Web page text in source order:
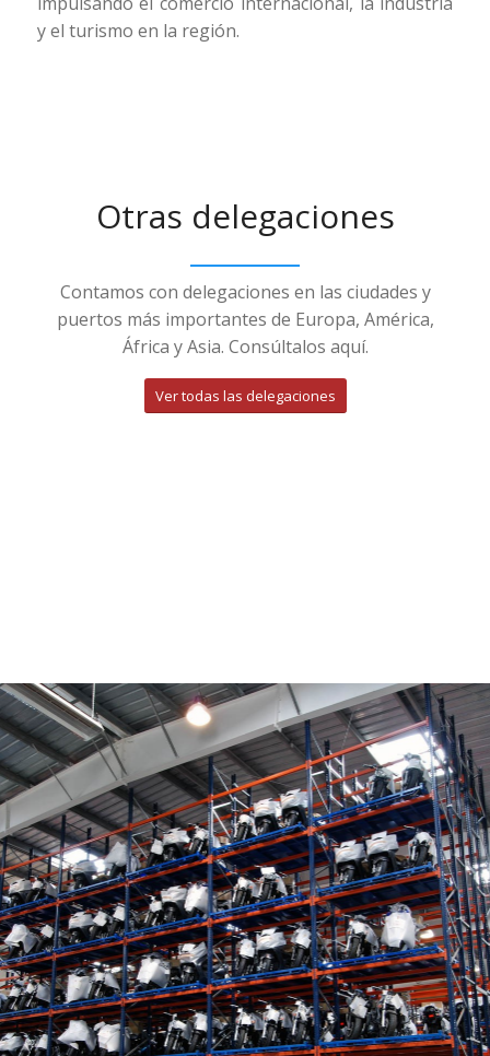
y el turismo en la región.
Otras delegaciones
Contamos con delegaciones en las ciudades y
puertos más importantes de Europa, América,
África y Asia. Consúltalos aquí.
Ver todas las delegaciones